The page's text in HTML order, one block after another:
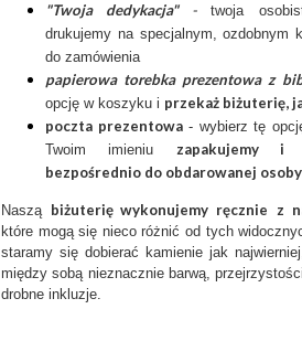
"Twoja dedykacja"-twoja
drukujemy na specjalnym, ozdobnym
do zamówienia
papierowa torebka prezentowa z
opcję w koszyku i przekaż biżuterię,
poczta prezentowa- wybierz tę
Twoim imieniu zapakujemy i
bezpośrednio do obdarowanej osoby
Naszą biżuterię wykonujemy ręcznie z
które mogą się nieco różnić od tych
staramy się dobierać kamienie jak
między sobą nieznacznie barwą,
drobne inkluzje.